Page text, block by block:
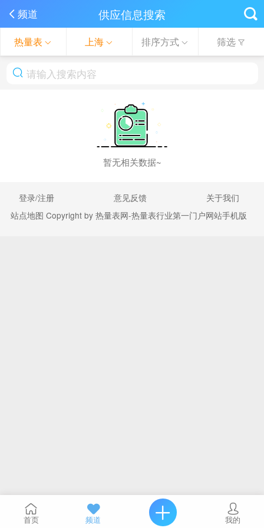
频道 供应信息搜索
热量表 上海 排序方式 筛选
暂无相关数据~
登录/注册 意见反馈
关于我们
站点地图 Copyright by 热量表网-热量表行业第一门户网站手机版
首页 频道 我的